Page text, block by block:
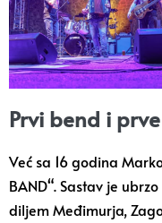
Prvi bend i
Već sa 16 godina
BAND“. Sastav je
diljem Međimurja,